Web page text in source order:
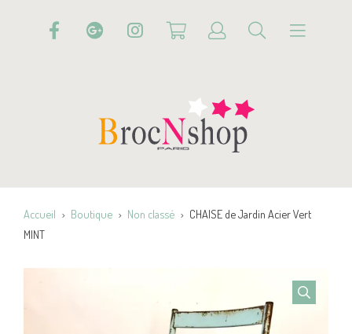
Accueil Boutique Non classé
CHAISE de Jardin Acier Vert
MINT